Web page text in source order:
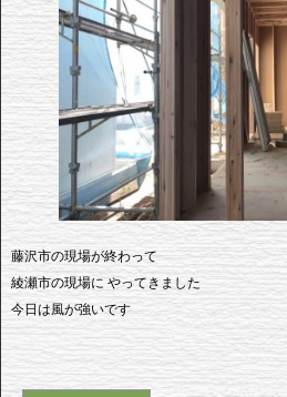
藤沢市の現場が終わって
綾瀬市の現場に やってきました
今日は風が強いです